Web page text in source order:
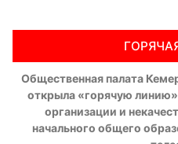
Общественная палата
открыла «горячую
организации и
начального общего